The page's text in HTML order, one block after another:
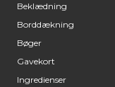
Beklædning
Borddækning
Bøger
Gavekort
Ingredienser